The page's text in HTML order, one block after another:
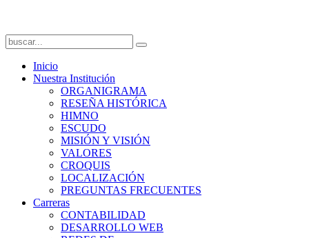
Inicio
Nuestra Institución
ORGANIGRAMA
RESEÑA HISTÓRICA
HIMNO
ESCUDO
MISIÓN Y VISIÓN
VALORES
CROQUIS
LOCALIZACIÓN
PREGUNTAS FRECUENTES
Carreras
CONTABILIDAD
DESARROLLO WEB